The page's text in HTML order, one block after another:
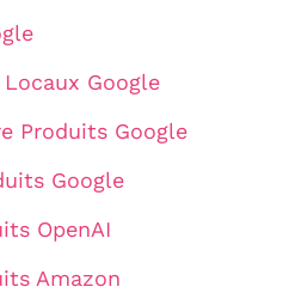
Google
Produits Google
Google
OpenAI
Amazon